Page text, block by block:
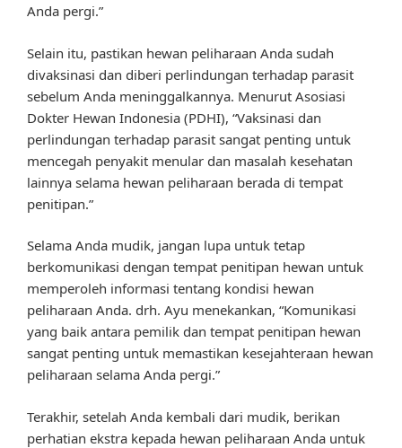
Anda pergi.”
Selain itu, pastikan hewan peliharaan Anda sudah
divaksinasi dan diberi perlindungan terhadap parasit
sebelum Anda meninggalkannya. Menurut Asosiasi
Dokter Hewan Indonesia (PDHI), “Vaksinasi dan
perlindungan terhadap parasit sangat penting untuk
mencegah penyakit menular dan masalah kesehatan
lainnya selama hewan peliharaan berada di tempat
penitipan.”
Selama Anda mudik, jangan lupa untuk tetap
berkomunikasi dengan tempat penitipan hewan untuk
memperoleh informasi tentang kondisi hewan
peliharaan Anda. drh. Ayu menekankan, “Komunikasi
yang baik antara pemilik dan tempat penitipan hewan
sangat penting untuk memastikan kesejahteraan hewan
peliharaan selama Anda pergi.”
Terakhir, setelah Anda kembali dari mudik, berikan
perhatian ekstra kepada hewan peliharaan Anda untuk